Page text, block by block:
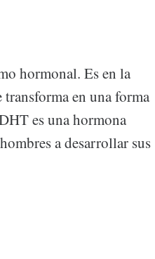
hormonal. Es en la
en una forma
es una hormona
a desarrollar sus